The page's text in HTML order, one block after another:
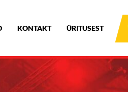
KONTAKT ÜRITUSEST